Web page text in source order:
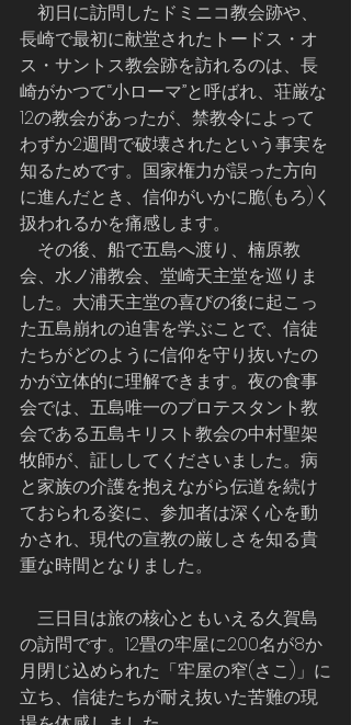
長崎で最初に献堂されたトードス・オ
ス・サントス教会跡を訪れるのは、長
崎がかつて“小ローマ”と呼ばれ、荘厳な
12の教会があったが、禁教令によって
わずか2週間で破壊されたという事実を
知るためです。国家権力が誤った方向
に進んだとき、信仰がいかに脆(もろ)く
扱われるかを痛感します。
会、水ノ浦教会、堂崎天主堂を巡りま
した。大浦天主堂の喜びの後に起こっ
た五島崩れの迫害を学ぶことで、信徒
たちがどのように信仰を守り抜いたの
かが立体的に理解できます。夜の食事
会では、五島唯一のプロテスタント教
会である五島キリスト教会の中村聖架
牧師が、証ししてくださいました。病
と家族の介護を抱えながら伝道を続け
ておられる姿に、参加者は深く心を動
かされ、現代の宣教の厳しさを知る貴
重な時間となりました。
の訪問です。12畳の牢屋に200名が8か
月閉じ込められた「牢屋の窄(さこ)」に
立ち、信徒たちが耐え抜いた苦難の現